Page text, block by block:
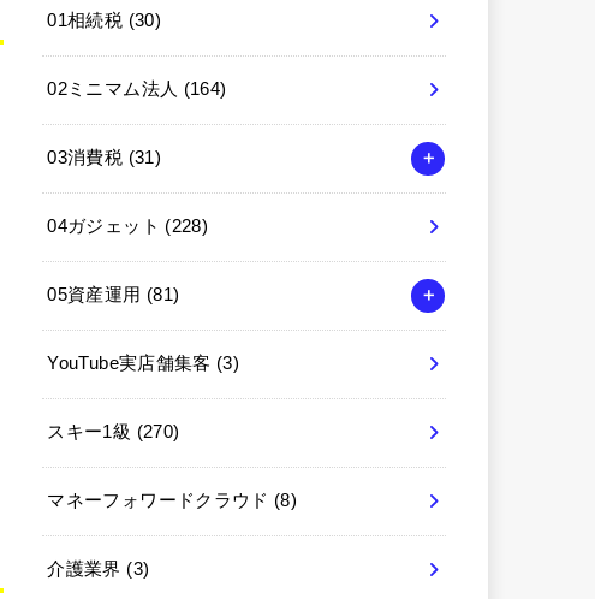
01相続税 (30)
02ミニマム法人 (164)
03消費税 (31)
04ガジェット (228)
05資産運用 (81)
YouTube実店舗集客 (3)
スキー1級 (270)
マネーフォワードクラウド (8)
介護業界 (3)